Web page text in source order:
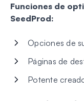
Funciones de
SeedProd:
Opciones de
Páginas de
Potente